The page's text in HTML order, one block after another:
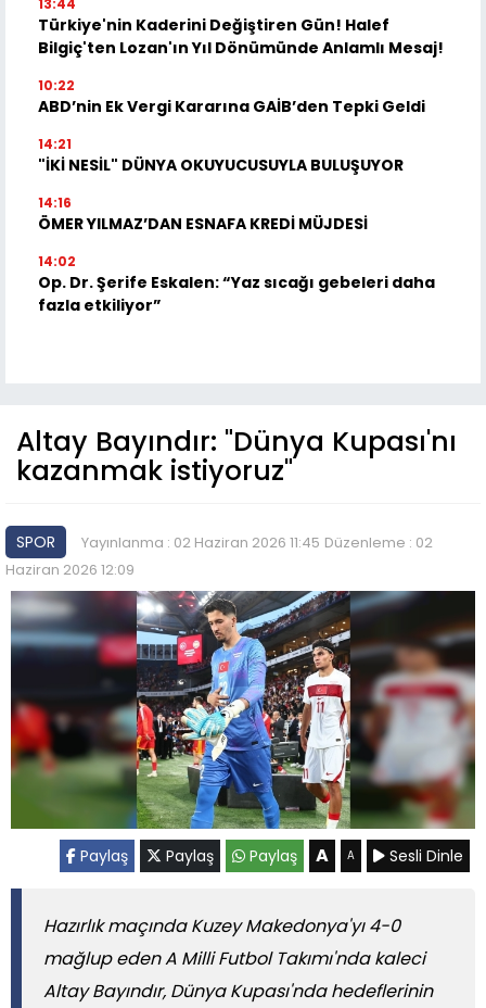
13:44
Türkiye'nin Kaderini Değiştiren Gün! Halef
Bilgiç'ten Lozan'ın Yıl Dönümünde Anlamlı Mesaj!
10:22
ABD’nin Ek Vergi Kararına GAİB’den Tepki Geldi
14:21
"İKİ NESİL" DÜNYA OKUYUCUSUYLA BULUŞUYOR
14:16
ÖMER YILMAZ’DAN ESNAFA KREDİ MÜJDESİ
14:02
Op. Dr. Şerife Eskalen: “Yaz sıcağı gebeleri daha
fazla etkiliyor”
Altay Bayındır: "Dünya Kupası'nı
kazanmak istiyoruz"
SPOR Yayınlanma : 02 Haziran 2026 11:45 Düzenleme : 02
Haziran 2026 12:09
Paylaş Paylaş Paylaş A A Sesli Dinle
Hazırlık maçında Kuzey Makedonya'yı 4-0
mağlup eden A Milli Futbol Takımı'nda kaleci
Altay Bayındır, Dünya Kupası'nda hedeflerinin